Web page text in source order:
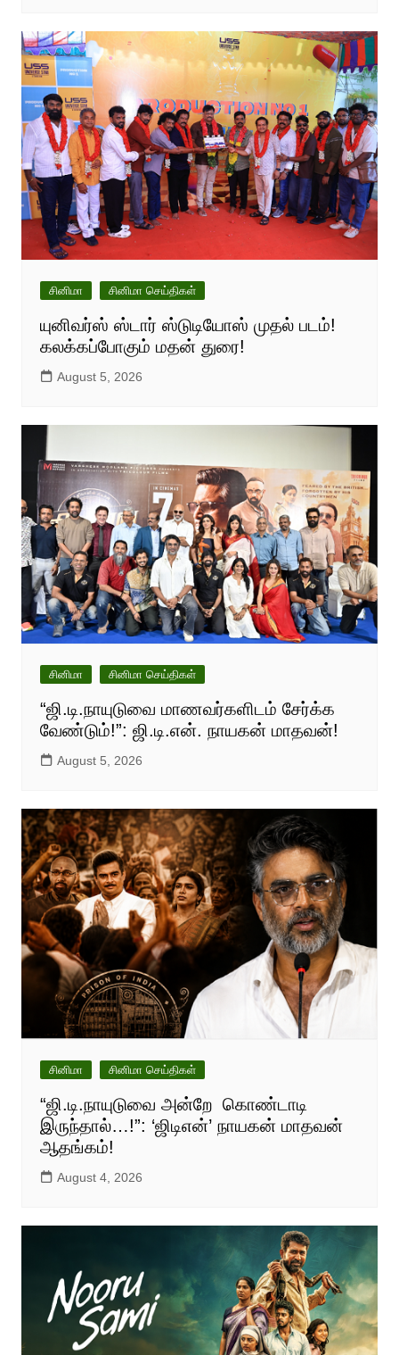
சினிமா சினிமா செய்திகள்
யுனிவர்ஸ் ஸ்டார் ஸ்டுடியோஸ் முதல் படம்!
கலக்கப்போகும் மதன் துரை!
August 5, 2026
சினிமா சினிமா செய்திகள்
“ஜி.டி.நாயுடுவை மாணவர்களிடம் சேர்க்க
வேண்டும்!”: ஜி.டி.என். நாயகன் மாதவன்!
August 5, 2026
சினிமா சினிமா செய்திகள்
“ஜி.டி.நாயுடுவை அன்றே கொண்டாடி
இருந்தால்…!”: ‘ஜிடிஎன்’ நாயகன் மாதவன்
ஆதங்கம்!
August 4, 2026